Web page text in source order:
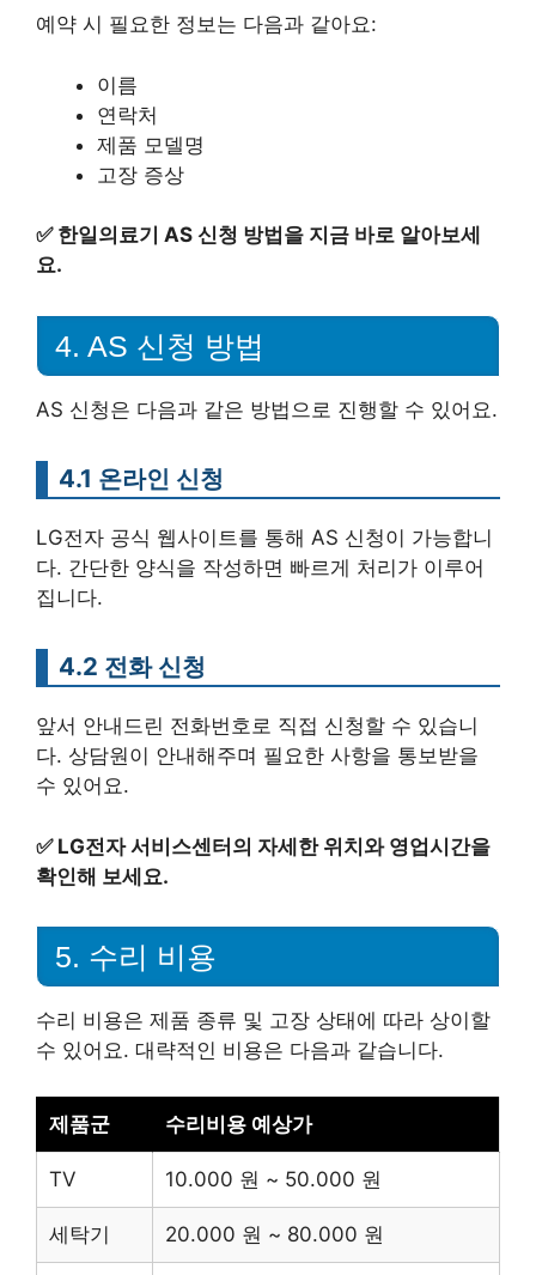
예약 시 필요한 정보는 다음과 같아요:
이름
연락처
제품 모델명
고장 증상
✅ 한일의료기 AS 신청 방법을 지금 바로 알아보세
요.
4. AS 신청 방법
AS 신청은 다음과 같은 방법으로 진행할 수 있어요.
4.1 온라인 신청
LG전자 공식 웹사이트를 통해 AS 신청이 가능합니
다. 간단한 양식을 작성하면 빠르게 처리가 이루어
집니다.
4.2 전화 신청
앞서 안내드린 전화번호로 직접 신청할 수 있습니
다. 상담원이 안내해주며 필요한 사항을 통보받을
수 있어요.
✅ LG전자 서비스센터의 자세한 위치와 영업시간을
확인해 보세요.
5. 수리 비용
수리 비용은 제품 종류 및 고장 상태에 따라 상이할
수 있어요. 대략적인 비용은 다음과 같습니다.
제품군 수리비용 예상가
TV 10.000 원 ~ 50.000 원
세탁기 20.000 원 ~ 80.000 원